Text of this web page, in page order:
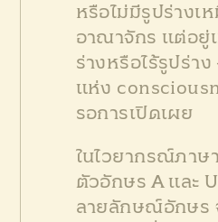
หรือไม่มีรูปร่างเ
อาณาจักร แต่อยู่
ร่างหรือไร้รูปร่า
แห่ง
รอการเปิดเผย
ในไวยากรณ์ภาษ
ตัวอักษร A และ
ลายลักษณ์อักษร